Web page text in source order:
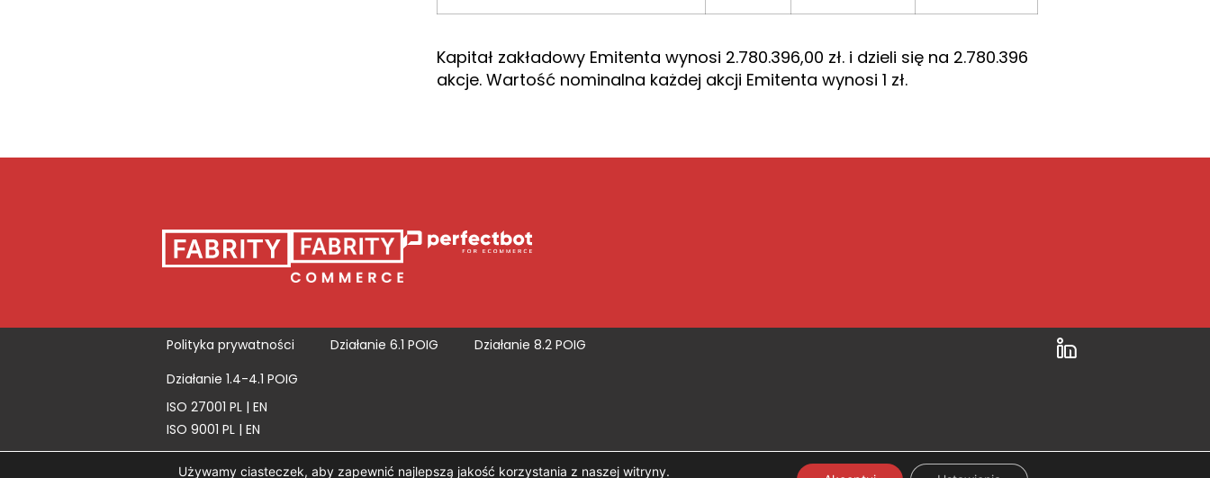
Kapitał zakładowy Emitenta wynosi 2.780.396,00 zł. i dzieli się na 2.780.396
akcje. Wartość nominalna każdej akcji Emitenta wynosi 1 zł.
Polityka prywatności Działanie 6.1 POIG
Działanie 8.2 POIG
Działanie 1.4-4.1 POIG
ISO 27001 PL | EN
ISO 9001 PL | EN
Używamy ciasteczek, aby zapewnić najlepszą jakość korzystania z naszej witryny.